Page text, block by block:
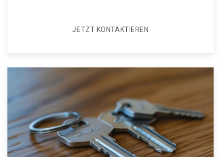
JETZT KONTAKTIEREN